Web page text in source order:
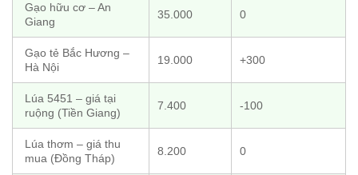
Gạo hữu cơ – An
Giang
35.000 0
Gạo tẻ Bắc Hương –
Hà Nội
19.000 +300
Lúa 5451 – giá tại
ruộng (Tiền Giang)
7.400 -100
Lúa thơm – giá thu
mua (Đồng Tháp)
8.200 0